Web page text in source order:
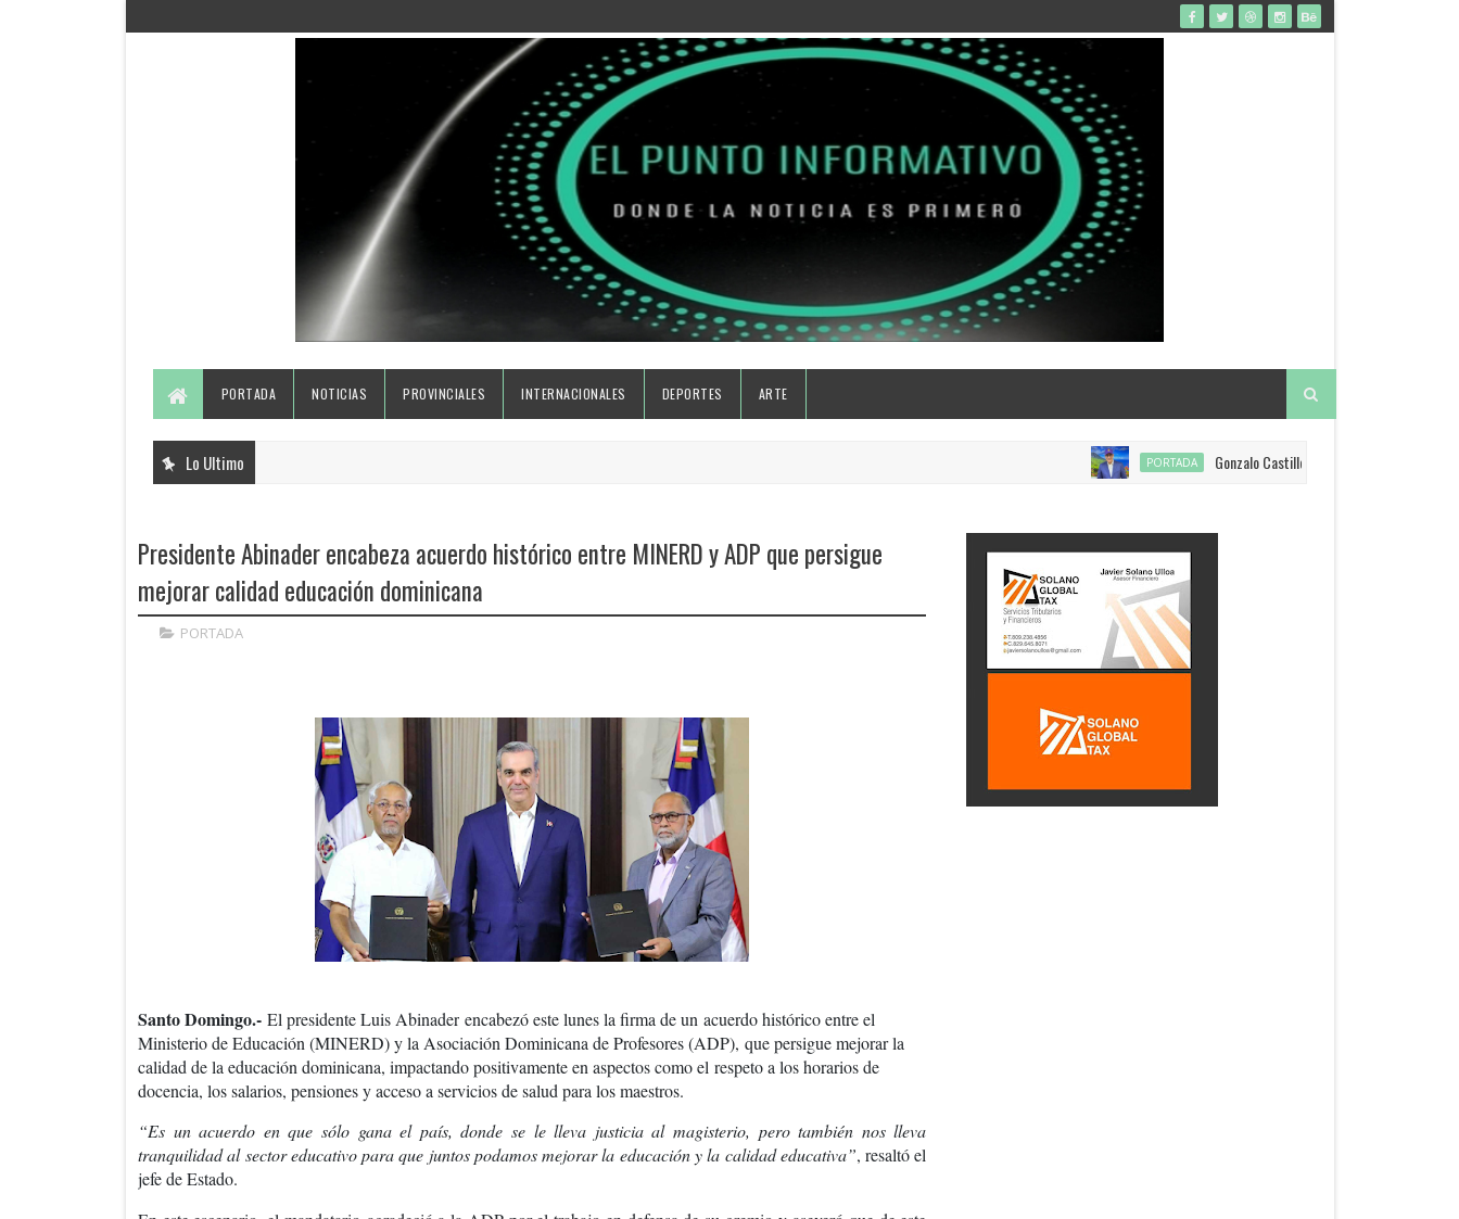
PORTADA NOTICIAS PROVINCIALES INTERNACIONALES DEPORTES ARTE
Lo Ultimo PORTADA Gonzalo Castillo anuncia restitución de visado a
Presidente Abinader encabeza acuerdo histórico entre MINERD y ADP que persigue
mejorar calidad educación dominicana
PORTADA
Santo Domingo.- El presidente Luis Abinader encabezó este lunes la firma de un acuerdo histórico entre el
Ministerio de Educación (MINERD) y la Asociación Dominicana de Profesores (ADP), que persigue mejorar la
calidad de la educación dominicana, impactando positivamente en aspectos como el respeto a los horarios de
docencia, los salarios, pensiones y acceso a servicios de salud para los maestros.
“Es un acuerdo en que sólo gana el país, donde se le lleva justicia al magisterio, pero también nos lleva
tranquilidad al sector educativo para que juntos podamos mejorar la educación y la calidad educativa”, resaltó el
jefe de Estado.